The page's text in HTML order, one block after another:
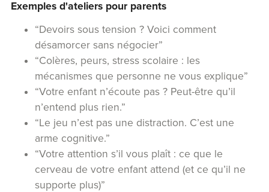
Exemples d'ateliers pour parents
“Devoirs sous tension ? Voici comment
désamorcer sans négocier”
“Colères, peurs, stress scolaire : les
mécanismes que personne ne vous explique”
“Votre enfant n’écoute pas ? Peut-être qu’il
n’entend plus rien.”
“Le jeu n’est pas une distraction. C’est une
arme cognitive.”
“Votre attention s’il vous plaît : ce que le
cerveau de votre enfant attend (et ce qu’il ne
supporte plus)”